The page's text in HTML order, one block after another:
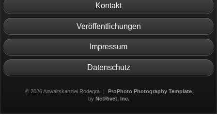
Kontakt
Veröffentlichungen
Impressum
Datenschutz
© 2026 Anwaltskanzlei Rodegra |
ProPhoto Photography Template
by NetRivet, Inc.